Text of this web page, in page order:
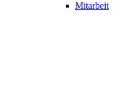
Mitarbeit